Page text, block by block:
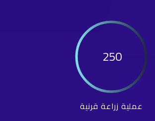
250
عملية زراعة قرنية